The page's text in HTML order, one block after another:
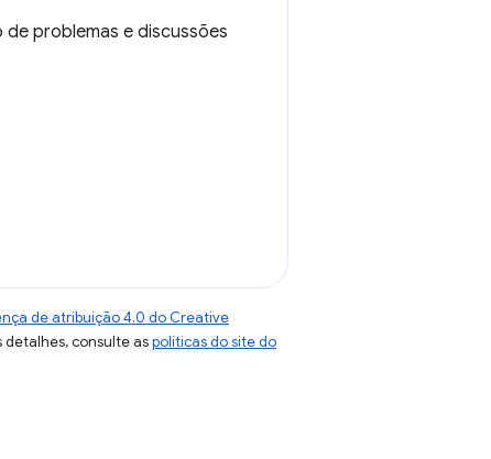
problemas e discussões
de atribuição 4.0 do Creative
detalhes, consulte aspolíticas do site do